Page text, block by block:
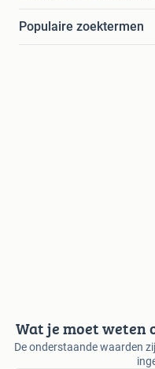
Populaire zoektermen
Wat je moet weten
De onderstaande waarden